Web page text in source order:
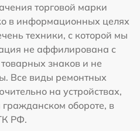
торговой марки
в информационных целях
техники, с которой мы
не аффилирована с
знаков и не
Все виды ремонтных
на устройствах,
обороте, в
РФ.